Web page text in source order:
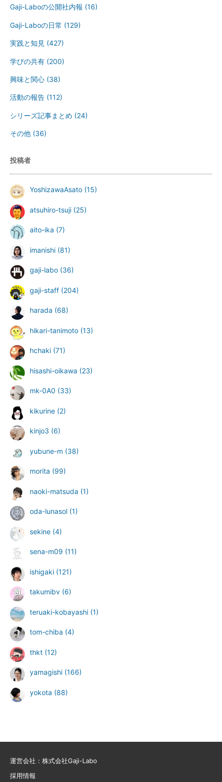
Gaji-Laboの公開社内報 (16)
Gaji-Laboの日常 (129)
実践と知見 (427)
学びの共有 (200)
興味と関心 (38)
活動の報告 (112)
シリーズ記事まとめ (24)
その他 (36)
投稿者
YoshizawaAsato (15)
atsuhiro-tsuji (25)
aito-ika (7)
imanishi (81)
gaji-labo (36)
gaji-staff (204)
harada (68)
hikari-tanimoto (13)
hchaki (71)
hisashi-oikawa (23)
mk-0A0 (33)
kikurine (2)
kinjo3 (6)
yubune-m (38)
morita (99)
naoki-matsuda (1)
oda-lunasol (1)
sekine (4)
sena-m09 (11)
ishigaki (121)
takumibv (6)
teruaki-kobayashi (1)
tom-chiba (4)
thkt (12)
yamagishi (166)
yokota (88)
運営会社：株式会社Gaji-Labo
採用情報